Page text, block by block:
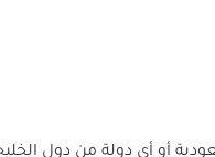
كنت في السعودية أو أي دولة